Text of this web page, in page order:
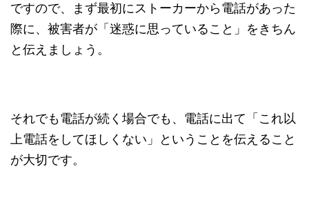
ですので、まず最初にストーカーから電話があった
際に、被害者が「迷惑に思っていること」をきちん
と伝えましょう。
それでも電話が続く場合でも、電話に出て「これ以
上電話をしてほしくない」ということを伝えること
が大切です。